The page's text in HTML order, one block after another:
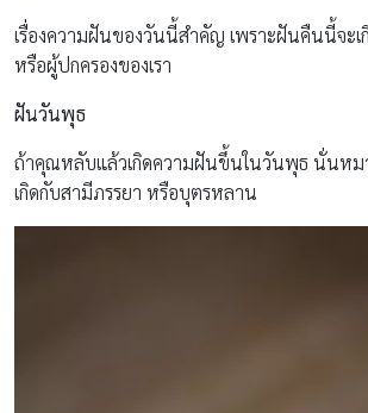
เรื่องความฝันของวันนี้สำคัญ เพราะฝันคืนนี้จะเ
หรือผู้ปกครองของเรา
ฝันวันพุธ
ถ้าคุณหลับแล้วเกิดความฝันขึ้นในวันพุธ นั่นหม
เกิดกับสามีภรรยา หรือบุตรหลาน